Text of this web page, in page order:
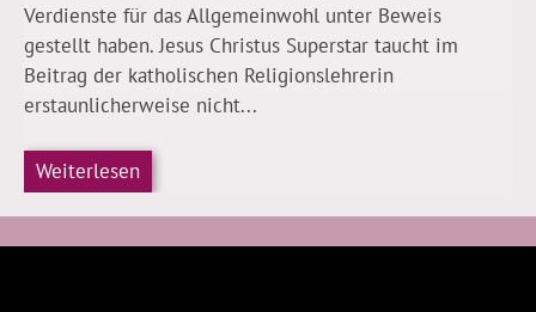
Verdienste für das Allgemeinwohl unter Beweis
gestellt haben. Jesus Christus Superstar taucht im
Beitrag der katholischen Religionslehrerin
erstaunlicherweise nicht...
Weiterlesen